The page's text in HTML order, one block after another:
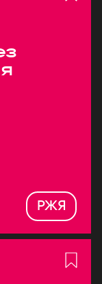
РЖЯ